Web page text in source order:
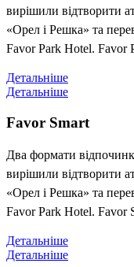
вирішили відтворити
«Орел і Решка» та
Favor Park Hotel. Favor
Детальніше
Детальніше
Favor Smart
Два формати
вирішили відтворити
«Орел і Решка» та
Favor Park Hotel. Favor
Детальніше
Детальніше